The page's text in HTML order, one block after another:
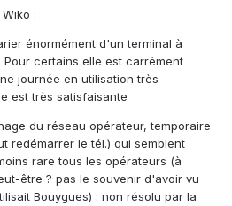
:
énormément d'un terminal à
certains elle est carrément
journée en utilisation très
est très satisfaisante
du réseau opérateur, temporaire
redémarrer le tél.) qui semblent
rare tous les opérateurs (à
être ? pas le souvenir d'avoir vu
Bouygues) : non résolu par la